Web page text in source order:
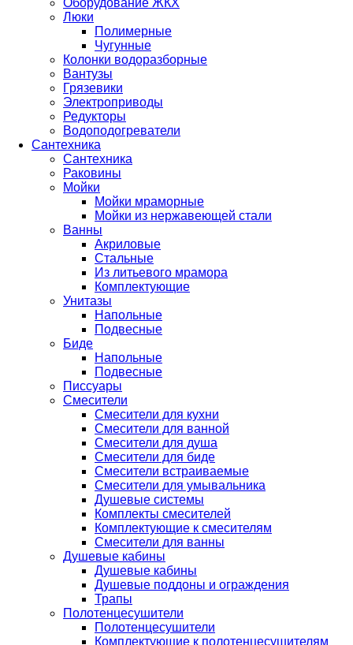
Оборудование ЖКХ
Люки
Полимерные
Чугунные
Колонки водоразборные
Вантузы
Грязевики
Электроприводы
Редукторы
Водоподогреватели
Сантехника
Сантехника
Раковины
Мойки
Мойки мраморные
Мойки из нержавеющей стали
Ванны
Акриловые
Стальные
Из литьевого мрамора
Комплектующие
Унитазы
Напольные
Подвесные
Биде
Напольные
Подвесные
Писсуары
Смесители
Смесители для кухни
Смесители для ванной
Смесители для душа
Смесители для биде
Смесители встраиваемые
Смесители для умывальника
Душевые системы
Комплекты смесителей
Комплектующие к смесителям
Смесители для ванны
Душевые кабины
Душевые кабины
Душевые поддоны и ограждения
Трапы
Полотенцесушители
Полотенцесушители
Комплектующие к полотенцесушителям